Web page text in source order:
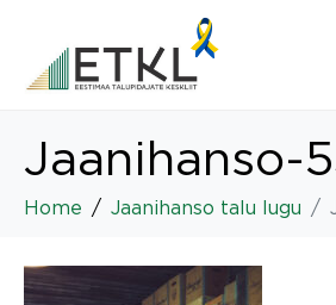
Jaanihanso-
Home Jaanihanso talu lugu